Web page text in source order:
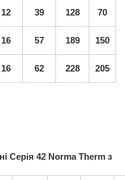
12 39 128 70
16 57 189 150
16 62 228 205
Серія 42 Norma Therm з